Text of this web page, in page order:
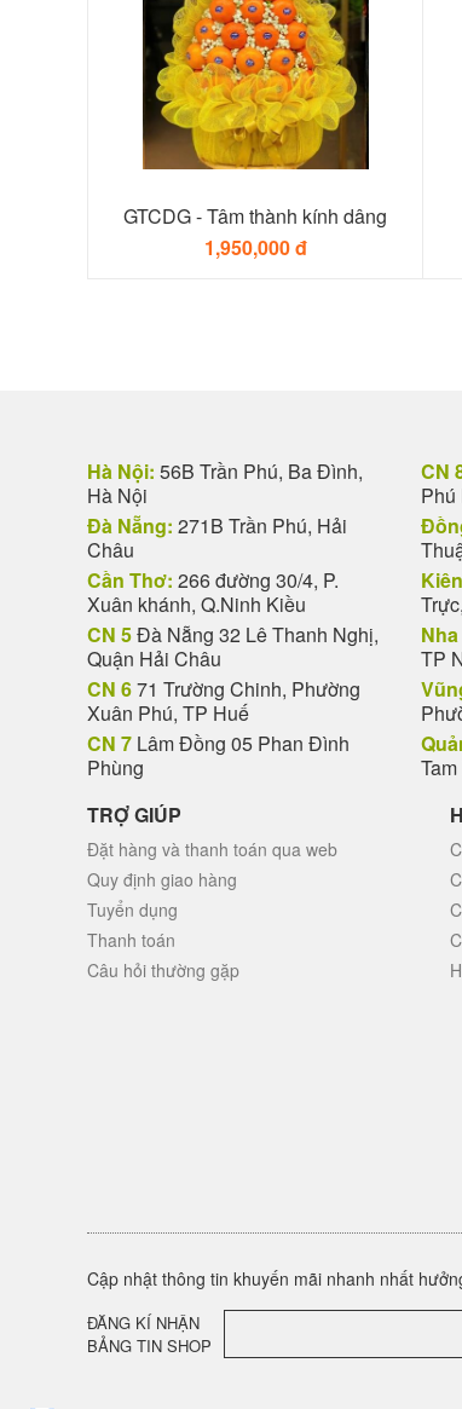
GTCDG - Tâm thành kính dâng
1,950,000 đ
Hà Nội: 56B Trần Phú, Ba Đình,
Hà Nội
Đà Nẵng: 271B Trần Phú, Hải
Châu
Cần Thơ: 266 đường 30/4, P.
Xuân khánh, Q.Ninh Kiều
CN 5Đà Nẵng 32 Lê Thanh Nghị,
Quận Hải Châu
CN 671 Trường Chinh, Phường
Xuân Phú, TP Huế
CN 7 Lâm Đồng 05 Phan Đình
Phùng
CN
Phú
TP
TRỢ GIÚP
Đặt hàng và thanh toán qua web
Quy định giao hàng
Tuyển dụng
Thanh toán
Câu hỏi thường gặp
Cập nhật thông tin khuyến mãi nhanh nhất
ĐĂNG KÍ NHẬN
BẢNG TIN SHOP